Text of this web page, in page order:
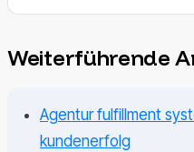
Weiterführende
Agentur fulfillment
kundenerfolg